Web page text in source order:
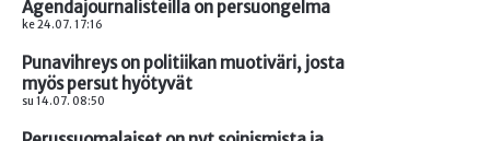
Agendajournalisteilla on persuongelma
ke 24.07. 17:16
Punavihreys on politiikan muotiväri, josta
myös persut hyötyvät
su 14.07. 08:50